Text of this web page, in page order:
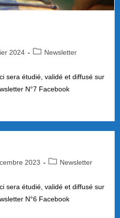
2024
PostNewsletter
sera étudié, validé et diffusé sur
N°7 Facebook
2023
PostNewsletter
sera étudié, validé et diffusé sur
N°6 Facebook